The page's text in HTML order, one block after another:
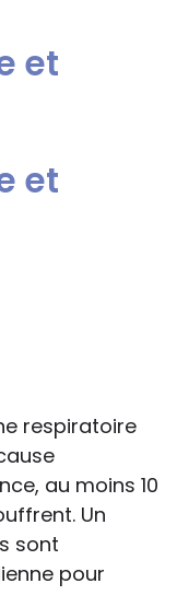
et
et
respiratoire
au moins 10
Un
sont
pour